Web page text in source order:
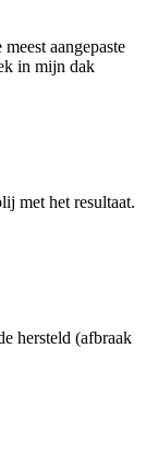
aangepaste
in mijn dak
met het resultaat.
hersteld (afbraak